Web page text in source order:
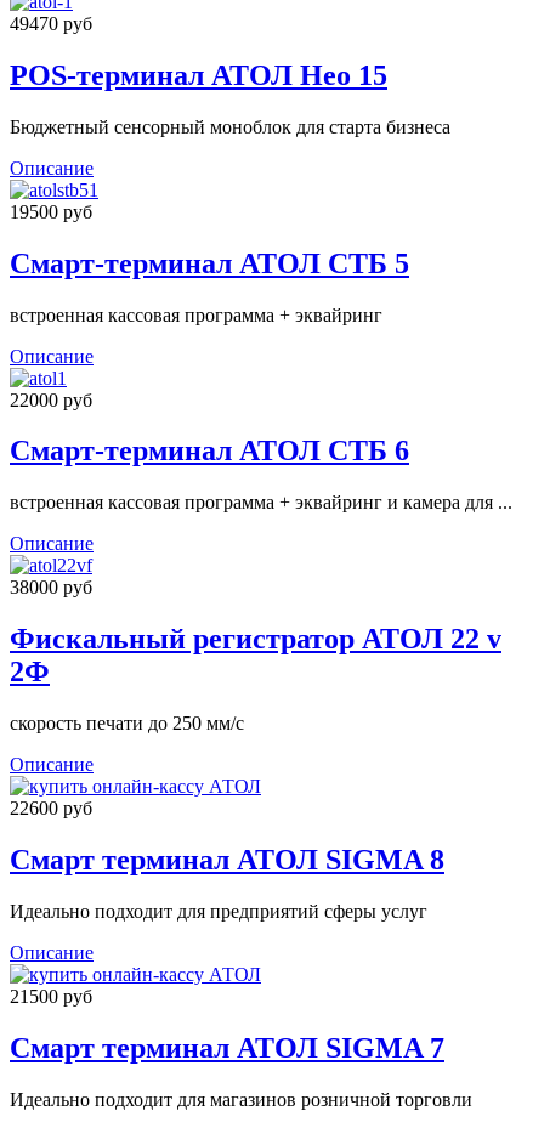
49470 руб
POS-терминал АТОЛ Нео 15
Бюджетный сенсорный моноблок для старта бизнеса
Описание
19500 руб
Смарт-терминал АТОЛ СТБ 5
встроенная кассовая программа + эквайринг
Описание
22000 руб
Смарт-терминал АТОЛ СТБ 6
встроенная кассовая программа + эквайринг и камера для ...
Описание
38000 руб
Фискальный регистратор АТОЛ 22 v
2Ф
скорость печати до 250 мм/с
Описание
22600 руб
Смарт терминал АТОЛ SIGMA 8
Идеально подходит для предприятий сферы услуг
Описание
21500 руб
Смарт терминал АТОЛ SIGMA 7
Идеально подходит для магазинов розничной торговли